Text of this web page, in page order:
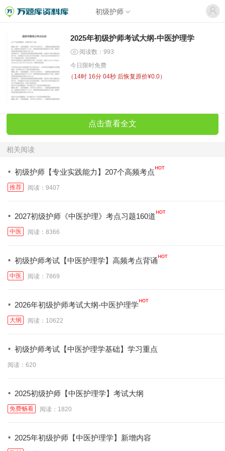
初级护师
2025年初级护师考试大纲-中医护理学
阅读数：993
今日限时免费
（ 14时 16分 04秒 后恢复原价¥0.0）
点击查看全文
相关阅读
· 初级护师【专业实践能力】207个高频考点
推荐 阅读：9407
· 2027初级护师《中医护理》考点习题160道
中医 阅读：8366
· 初级护师考试【中医护理学】高频考点背诵
中医 阅读：7869
· 2026年初级护师考试大纲-中医护理学
大纲 阅读：10622
· 初级护师考试【中医护理学基础】学习重点
阅读：620
· 2025初级护师【中医护理学】考试大纲
免费畅看 阅读：1820
· 2025年初级护师【中医护理学】新增内容